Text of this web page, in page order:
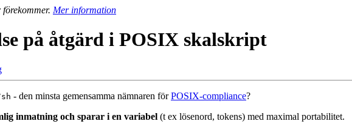
Mer information
på åtgärd i POSIX skalskript
- den minsta gemensamma nämnaren förPOSIX-compliance?
inmatning och sparar i en variabel (t ex lösenord, tokens) med maximal portabilitet.